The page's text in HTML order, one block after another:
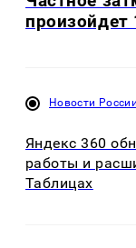
произойдет
Новости России
Яндекс 360
работы и
Таблицах